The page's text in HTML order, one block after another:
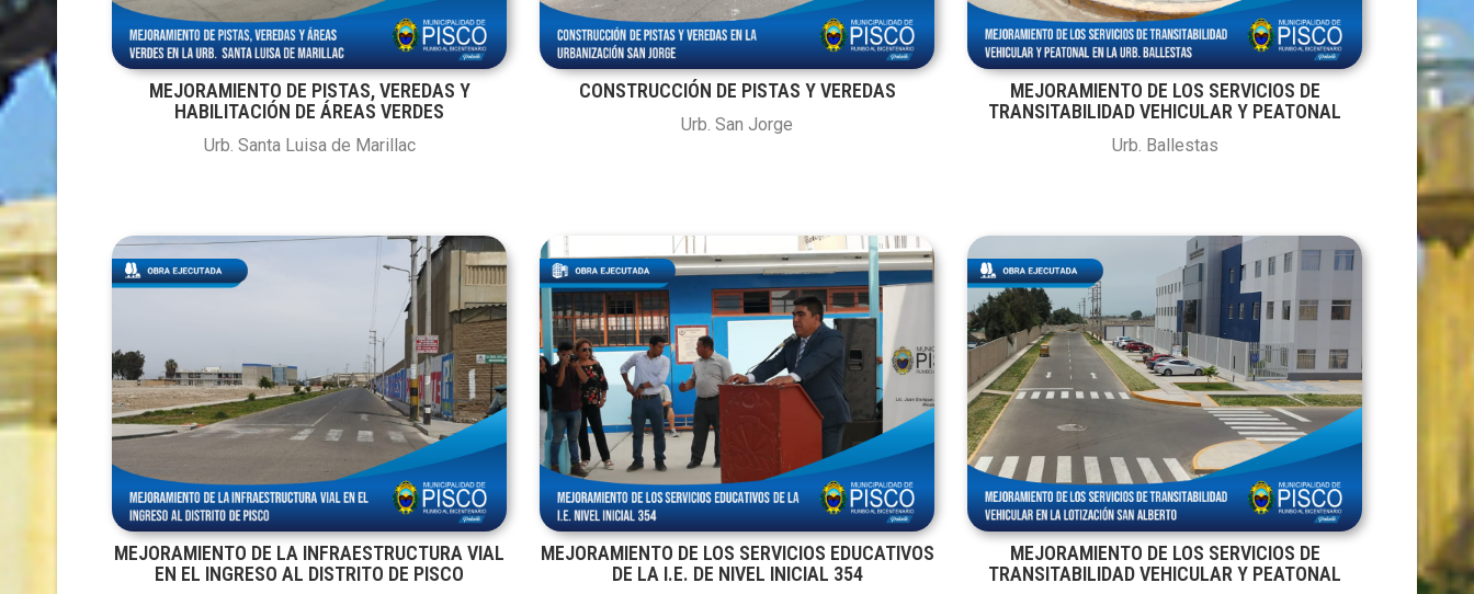
MEJORAMIENTO DE PISTAS, VEREDAS Y
HABILITACIÓN DE ÁREAS VERDES
Urb. Santa Luisa de Marillac
CONSTRUCCIÓN DE PISTAS Y VEREDAS
Urb. San Jorge
MEJORAMIENTO DE LOS SERVICIOS DE
TRANSITABILIDAD VEHICULAR Y PEATONAL
Urb. Ballestas
MEJORAMIENTO DE LA INFRAESTRUCTURA VIAL
EN EL INGRESO AL DISTRITO DE PISCO
MEJORAMIENTO DE LOS SERVICIOS EDUCATIVOS
DE LA I.E. DE NIVEL INICIAL 354
MEJORAMIENTO DE LOS SERVICIOS DE
TRANSITABILIDAD VEHICULAR Y PEATONAL